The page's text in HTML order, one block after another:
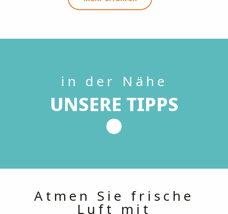
in der Nähe
UNSERE TIPPS
Atmen Sie frische
Luft mit